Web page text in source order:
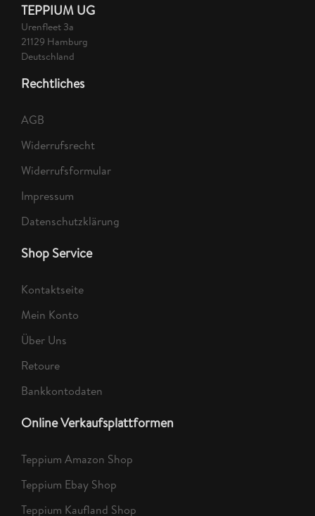
TEPPIUM UG
Urenfleet 3a
21129 Hamburg
Deutschland
Rechtliches
AGB
Widerrufsrecht
Widerrufsformular
Impressum
Datenschutzklärung
Shop Service
Kontaktseite
Mein Konto
Über Uns
Retoure
Bankkontodaten
Online Verkaufsplattformen
Teppium Amazon Shop
Teppium Ebay Shop
Teppium Kaufland Shop